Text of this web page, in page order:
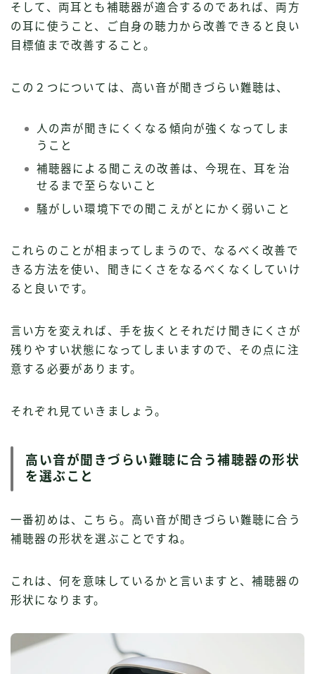
そして、両耳とも補聴器が適合するのであれば、両方
の耳に使うこと、ご自身の聴力から改善できると良い
目標値まで改善すること。
この２つについては、高い音が聞きづらい難聴は、
人の声が聞きにくくなる傾向が強くなってしま
うこと
補聴器による聞こえの改善は、今現在、耳を治
せるまで至らないこと
騒がしい環境下での聞こえがとにかく弱いこと
これらのことが相まってしまうので、なるべく改善で
きる方法を使い、聞きにくさをなるべくなくしていけ
ると良いです。
言い方を変えれば、手を抜くとそれだけ聞きにくさが
残りやすい状態になってしまいますので、その点に注
意する必要があります。
それぞれ見ていきましょう。
高い音が聞きづらい難聴に合う補聴器の形状
を選ぶこと
一番初めは、こちら。高い音が聞きづらい難聴に合う
補聴器の形状を選ぶことですね。
これは、何を意味しているかと言いますと、補聴器の
形状になります。